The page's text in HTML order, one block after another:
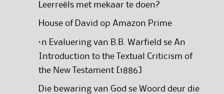
Leerreëls met mekaar te doen?
House of David op Amazon Prime
‘n Evaluering van B.B. Warfield se An
Introduction to the Textual Criticism of
the New Testament [1886]
Die bewaring van God se Woord deur die